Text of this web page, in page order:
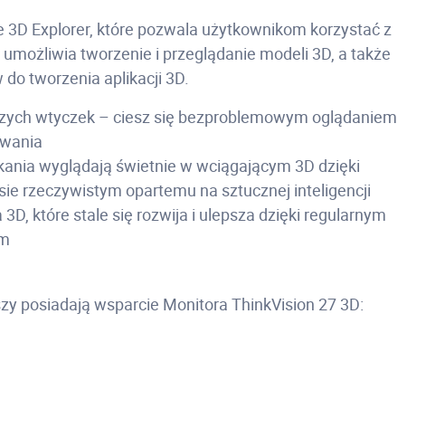
Explorer, które pozwala użytkownikom korzystać z
tworzenie i przeglądanie modeli 3D, a także
tworzenia aplikacji 3D.
wtyczek – ciesz się bezproblemowym oglądaniem
wyglądają świetnie w wciągającym 3D dzięki
rzeczywistym opartemu na sztucznej inteligencji
które stale się rozwija i ulepsza dzięki regularnym
posiadają wsparcie Monitora ThinkVision 27 3D: